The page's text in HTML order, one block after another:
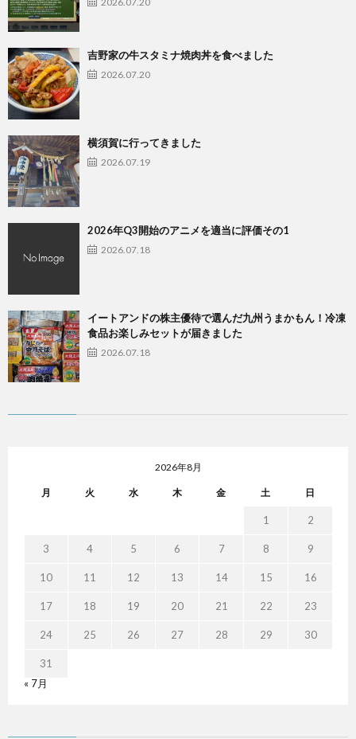
吉野家の牛スタミナ焼肉丼を食べました
2026.07.20
横須賀に行ってきました
2026.07.19
2026年Q3開始のアニメを適当に評価その1
2026.07.18
イートアンドの株主優待で選んだ九州うまかもん！冷凍
食品お楽しみセットが届きました
2026.07.18
2026年8月
月 火 水 木 金 土 日
1 2
3 4 5 6 7 8 9
10 11 12 13 14 15 16
17 18 19 20 21 22 23
24 25 26 27 28 29 30
31
« 7月